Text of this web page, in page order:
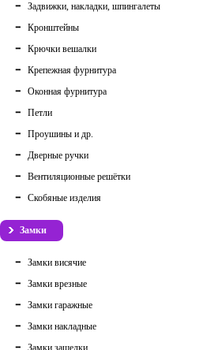
Задвижки, накладки, шпингалеты
Кронштейны
Крючки вешалки
Крепежная фурнитура
Оконная фурнитура
Петли
Проушины и др.
Дверные ручки
Вентиляционные решётки
Скобяные изделия
Замки
Замки висячие
Замки врезные
Замки гаражные
Замки накладные
Замки защелки